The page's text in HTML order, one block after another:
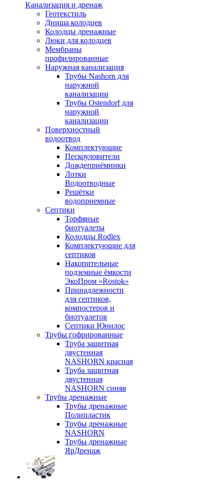
Канализация и дренаж
Геотекстиль
Днища колодцев
Колодцы дренажные
Люки для колодцев
Мембраны
профилированные
Наружная канализация
Трубы Nashorn для
наружной
канализации
Трубы Ostendorf для
наружной
канализации
Поверхностный
водоотвод
Комплектующие
Пескоуловители
Дождеприёмники
Лотки
Водоотводные
Решётки
водоприемные
Септики
Торфяные
биотуалеты
Колодцы Rodlex
Комплектующие для
септиков
Накопительные
подземные ёмкости
ЭкоПром «Rostok»
Принадлежности
для септиков,
компостеров и
биотуалетов
Септики Юнилос
Трубы гофрированные
Труба защитная
двустенная
NASHORN красная
Труба защитная
двустенная
NASHORN синяя
Трубы дренажные
Трубы дренажные
Полипластик
Трубы дренажные
NASHORN
Трубы дренажные
ЯрДренаж